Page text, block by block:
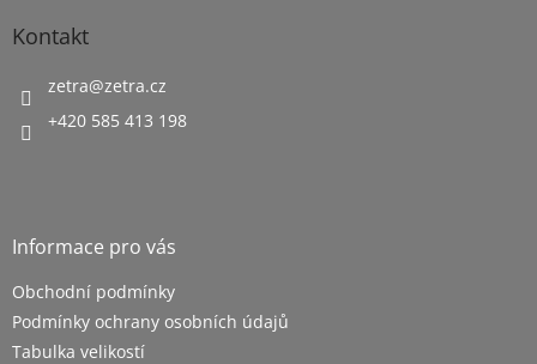
Kontakt
zetra@zetra.cz
+420 585 413 198
Informace pro vás
Obchodní podmínky
Podmínky ochrany osobních údajů
Tabulka velikostí